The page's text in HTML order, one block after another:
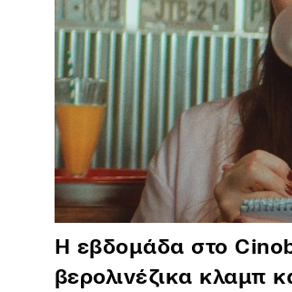
Η εβδομάδα στο
βερολινέζικα κλαμπ